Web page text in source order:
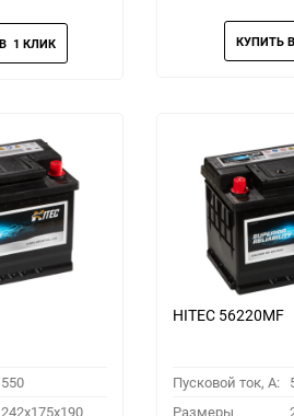
избранное
550
HITEC 56220MF
Пусковой ток, A: